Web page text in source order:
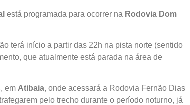
está programada para ocorrer na Rodovia Dom
terá início a partir das 22h na pista norte (sentido
que atualmente está parada na área de
em Atibaia, onde acessará a Rodovia Fernão Dias
pelo trecho durante o período noturno, já